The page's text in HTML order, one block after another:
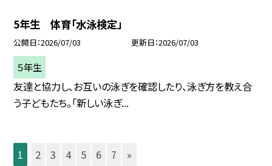
5年生 体育「水泳検定」
公開日 2026/07/03 更新日 2026/07/03
５年生
友達と協力し、お互いの泳ぎを確認したり、泳ぎ方を教え合
う子どもたち。「新しい泳ぎ...
1 2 3 4 5 6 7 »